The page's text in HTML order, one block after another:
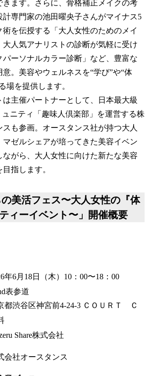
きます。さらに、骨格補正メイクの考
計専門家の池田曜央子さんがマイナス5
術を伝授する「大人女性のためのメイ
大人気アナリストの診断が気軽に受け
パーソナルカラー診断」など、豊富な
。美容やウェルネスを“学び”や“体
場を提供します。
は主催パートナーとして、日本最大級
ュニティ「趣味人倶楽部」を運営する株
も参画。オースタンス社が持つ大人
マゼルシェアが培ってきた美容イベン
ながら、大人女性に向けた新たな美容
指します。
美活フェス〜大人女性の『体
ィーイベント〜」開催概要
年6月18日（木）10：00〜18：00
表参道
都渋谷区神宮前4-24-3 ＣＯＵＲＴ Ｃ
Share株式会社
会社オースタンス